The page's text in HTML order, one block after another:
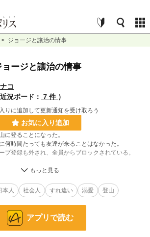
> ジョージと讓治の情事
ョージと讓治の情事
コ
近況ボード： 7 件 ）
りに追加して更新通知を受け取ろう
お気に入り追加
に登ることになった。
何時間たっても友達が来ることはなかった。
プ登録も外され、全員からブロックされている。
、友人のことを少しでも忘れるために、汗をかこうと
とにした。
、更には天候も崩れ、絶望を感じ始めた頃、やっとた
客が。
のイケメン男性。その雰囲気と優しい言葉に心を許し
変に気づく。
ずの痕跡がない！？
本人 社会人 すれ違い 溺愛 登山
アプリで読む